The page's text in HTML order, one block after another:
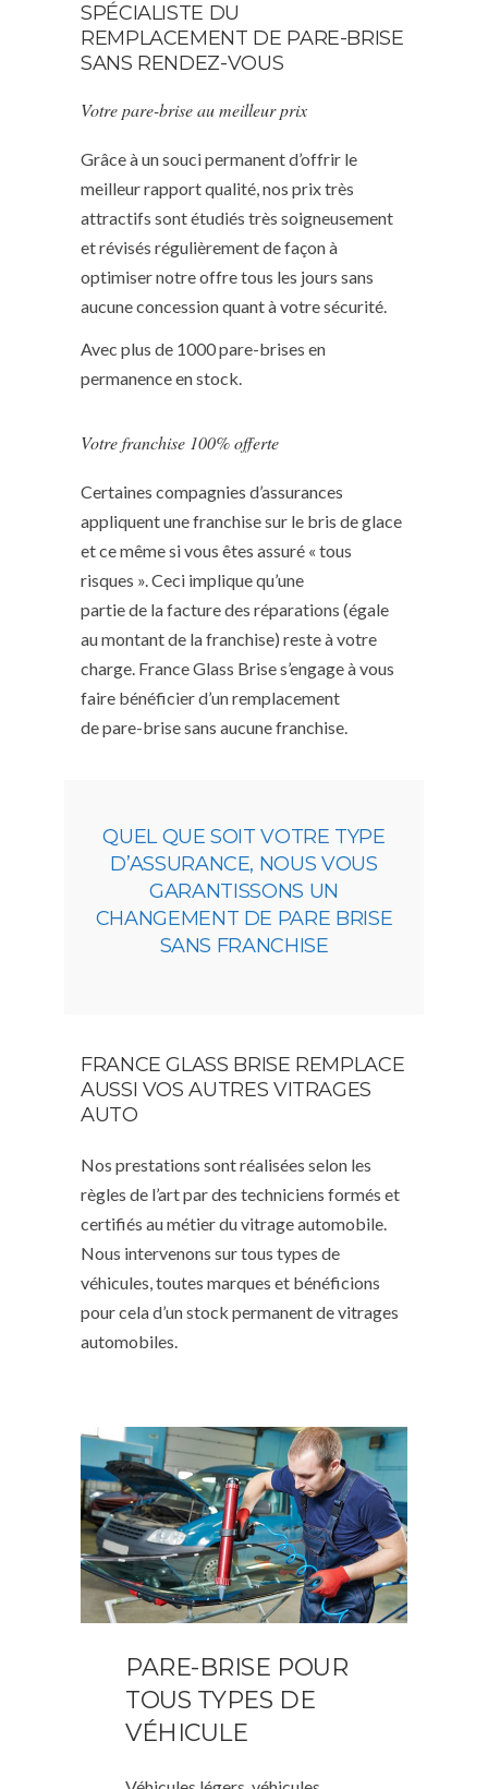
SPÉCIALISTE DU
REMPLACEMENT DE PARE-BRISE
SANS RENDEZ-VOUS
Votre pare-brise au meilleur prix
Grâce à un souci permanent d’offrir le
meilleur rapport qualité, nos prix très
attractifs sont étudiés très soigneusement
et révisés régulièrement de façon à
optimiser notre offre tous les jours sans
aucune concession quant à votre sécurité.
Avec plus de 1000 pare-brises en
permanence en stock.
Votre franchise 100% offerte
Certaines compagnies d’assurances
appliquent une franchise sur le bris de glace
et ce même si vous êtes assuré « tous
risques ». Ceci implique qu’une
partie de la facture des réparations (égale
au montant de la franchise) reste à votre
charge. France Glass Brise s’engage à vous
faire bénéficier d’un remplacement
de pare-brise sans aucune franchise.
QUEL QUE SOIT VOTRE TYPE
D’ASSURANCE, NOUS VOUS
GARANTISSONS UN
CHANGEMENT DE PARE BRISE
SANS FRANCHISE
FRANCE GLASS BRISE REMPLACE
AUSSI VOS AUTRES VITRAGES
AUTO
Nos prestations sont réalisées selon les
règles de l’art par des techniciens formés et
certifiés au métier du vitrage automobile.
Nous intervenons sur tous types de
véhicules, toutes marques et bénéficions
pour cela d’un stock permanent de vitrages
automobiles.
PARE-BRISE POUR
TOUS TYPES DE
VÉHICULE